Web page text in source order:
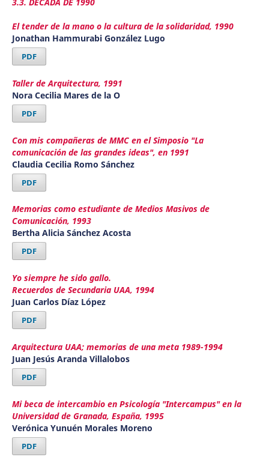
El tender de la mano o la cultura de la solidaridad, 1990
Jonathan Hammurabi González Lugo
PDF
Taller de Arquitectura, 1991
Nora Cecilia Mares de la O
PDF
Con mis compañeras de MMC en el Simposio "La
comunicación de las grandes ideas", en 1991
Claudia Cecilia Romo Sánchez
PDF
Memorias como estudiante de Medios Masivos de
Comunicación, 1993
Bertha Alicia Sánchez Acosta
PDF
Yo siempre he sido gallo.
Recuerdos de Secundaria UAA, 1994
Juan Carlos Díaz López
PDF
Arquitectura UAA; memorias de una meta 1989-1994
Juan Jesús Aranda Villalobos
PDF
Mi beca de intercambio en Psicología "Intercampus" en la
Universidad de Granada, España, 1995
Verónica Yunuén Morales Moreno
PDF